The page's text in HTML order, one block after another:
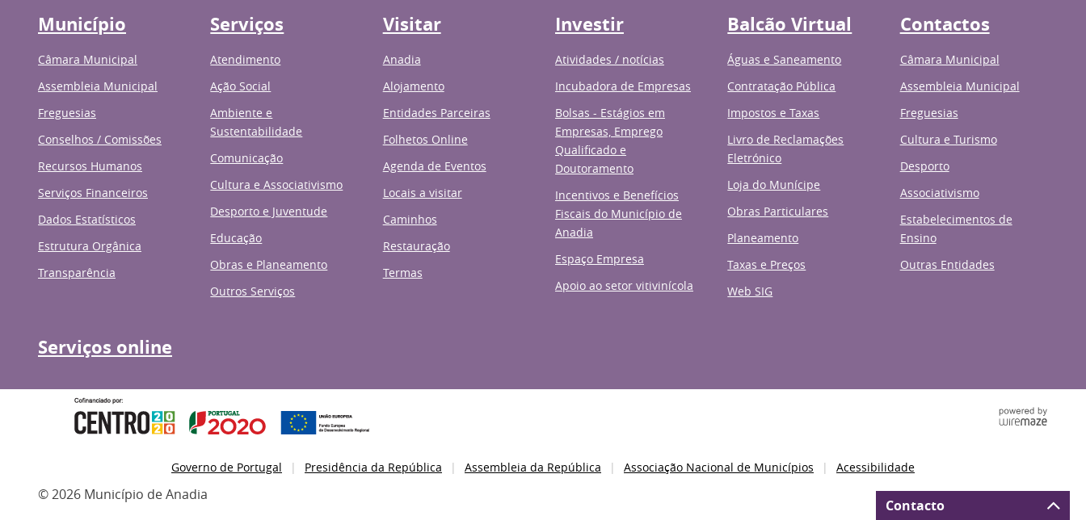
Município
Câmara Municipal
Assembleia Municipal
Freguesias
Conselhos / Comissões
Recursos Humanos
Serviços Financeiros
Dados Estatísticos
Estrutura Orgânica
Transparência
Serviços
Atendimento
Ação Social
Ambiente e
Sustentabilidade
Comunicação
Cultura e Associativismo
Desporto e Juventude
Educação
Obras e Planeamento
Outros Serviços
Visitar
Anadia
Alojamento
Entidades Parceiras
Folhetos Online
Agenda de Eventos
Locais a visitar
Caminhos
Restauração
Termas
Investir
Atividades / notícias
Incubadora de Empresas
Bolsas - Estágios em
Empresas, Emprego
Qualificado e
Doutoramento
Incentivos e Benefícios
Fiscais do Município de
Anadia
Espaço Empresa
Apoio ao setor vitivinícola
Balcão Virtual
Águas e Saneamento
Contratação Pública
Impostos e Taxas
Livro de Reclamações
Eletrónico
Loja do Munícipe
Obras Particulares
Planeamento
Taxas e Preços
Web SIG
Contactos
Câmara Municipal
Assembleia Municipal
Freguesias
Cultura e Turismo
Desporto
Associativismo
Estabelecimentos de
Ensino
Outras Entidades
Serviços online
Governo de Portugal Presidência da República Assembleia da República Associação Nacional de Municípios Acessibilidade
© 2026 Município de Anadia
Contacto